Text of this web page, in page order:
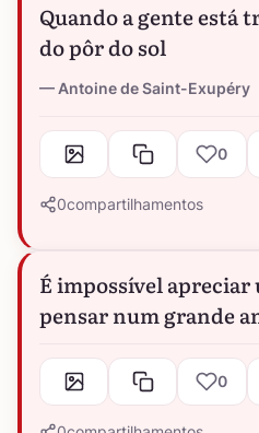
Quando a gente está
do pôr do sol
Antoine de Saint-Exupéry
0
0compartilhamentos
É impossível apreciar
pensar num grande
0